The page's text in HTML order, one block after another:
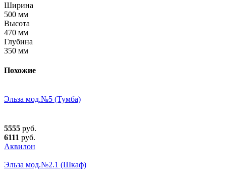
Ширина
500 мм
Высота
470 мм
Глубина
350 мм
Похожие
Эльза мод.№5 (Тумба)
5555 руб.
6111 руб.
Аквилон
Эльза мод.№2.1 (Шкаф)